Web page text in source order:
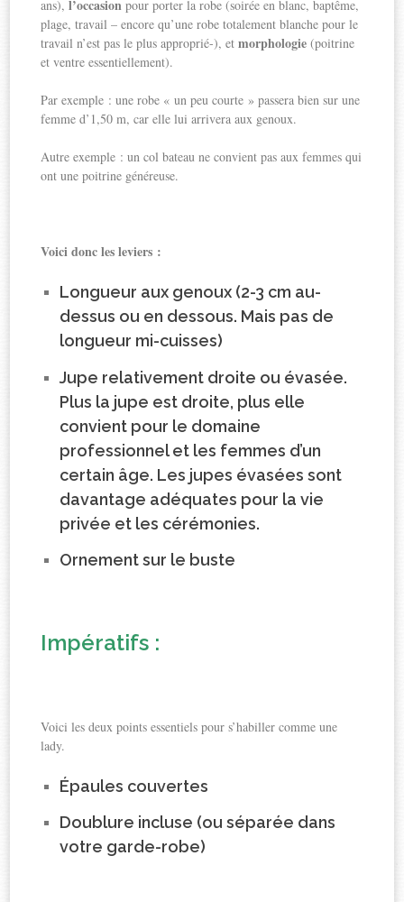
ans),l’occasion pour porter la robe (soirée en blanc, baptême,
plage, travail – encore qu’une robe totalement blanche pour le
travail n’est pas le plus approprié-), etmorphologie (poitrine
et ventre essentiellement).
Par exemple : une robe « un peu courte » passera bien sur une
femme d’1,50 m, car elle lui arrivera aux genoux.
Autre exemple : un col bateau ne convient pas aux femmes qui
ont une poitrine généreuse.
Voici donc les leviers :
Longueur aux genoux (2-3 cm au-
dessus ou en dessous. Mais pas de
longueur mi-cuisses)
Jupe relativement droite ou évasée.
Plus la jupe est droite, plus elle
convient pour le domaine
professionnel et les femmes d’un
certain âge. Les jupes évasées sont
davantage adéquates pour la vie
privée et les cérémonies.
Ornement sur le buste
Impératifs :
Voici les deux points essentiels pour s’habiller comme une
lady.
Épaules couvertes
Doublure incluse (ou séparée dans
votre garde-robe)